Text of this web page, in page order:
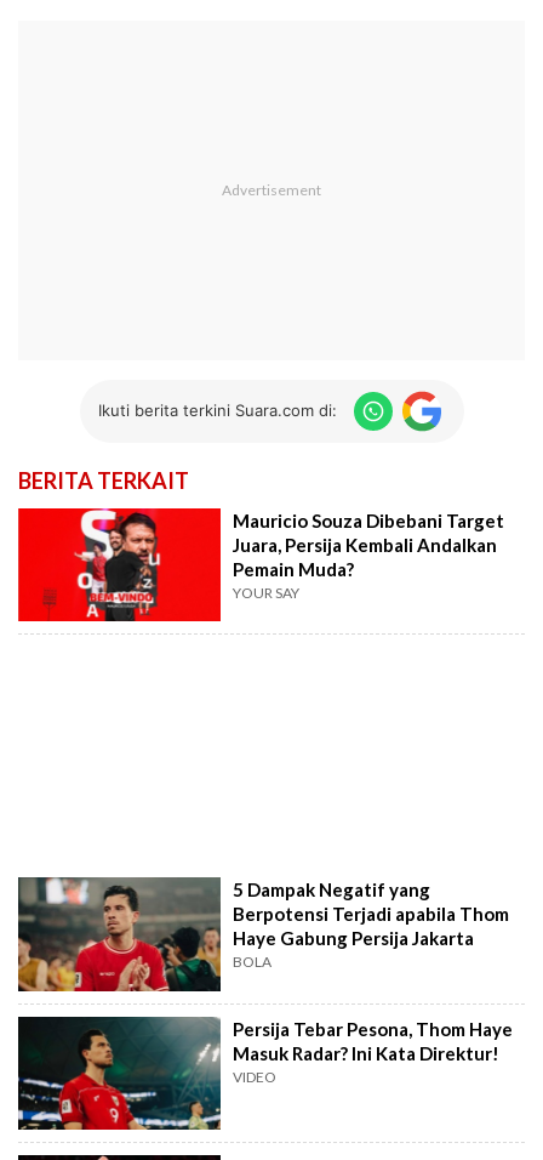
Ikuti berita terkini Suara.com di:
BERITA TERKAIT
Mauricio Souza Dibebani Target
Juara, Persija Kembali Andalkan
Pemain Muda?
YOUR SAY
5 Dampak Negatif yang
Berpotensi Terjadi apabila Thom
Haye Gabung Persija Jakarta
BOLA
Persija Tebar Pesona, Thom Haye
Masuk Radar? Ini Kata Direktur!
VIDEO